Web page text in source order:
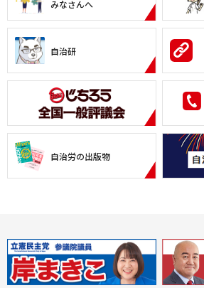
みなさんへ
自治研
自治労の出版物